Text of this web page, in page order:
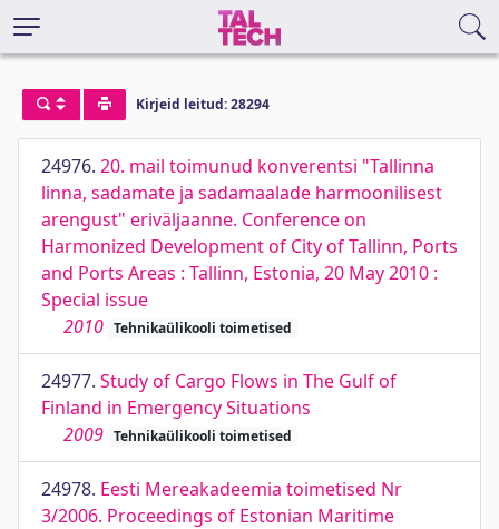
Kirjeid leitud: 28294
24976. 20. mail toimunud konverentsi "Tallinna
linna, sadamate ja sadamaalade harmoonilisest
arengust" eriväljaanne. Conference on
Harmonized Development of City of Tallinn, Ports
and Ports Areas : Tallinn, Estonia, 20 May 2010 :
Special issue
2010 Tehnikaülikooli toimetised
24977. Study of Cargo Flows in The Gulf of
Finland in Emergency Situations
2009 Tehnikaülikooli toimetised
24978. Eesti Mereakadeemia toimetised Nr
3/2006. Proceedings of Estonian Maritime